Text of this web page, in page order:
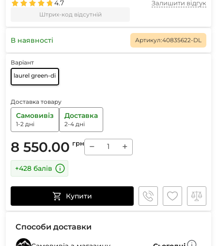
4.7
Штрих-код відсутній
Залишити відгук
В наявності Артикул:40835622-DL
Варіант
laurel green-dill
Доставка товару
Самовивіз
1-2 дні
Доставка
2-4 дні
8 550.00 грн − +
+428 балів
Купити
Способи доставки